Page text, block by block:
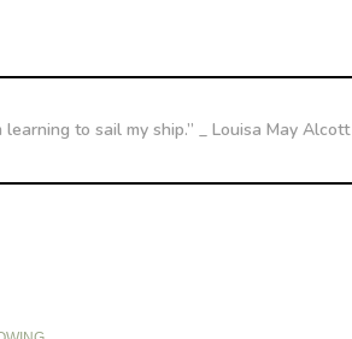
learning to sail my ship.” _ Louisa May Alcott